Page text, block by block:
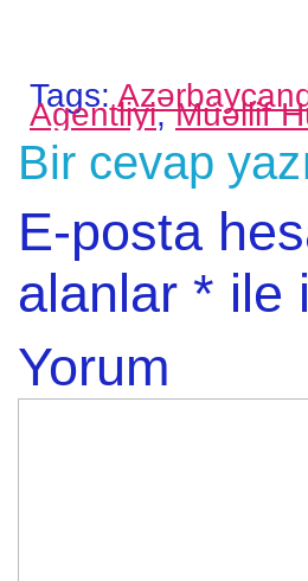
Tags:
Agentliyi,Müəllif
Bir cevap
E-posta
alanlar * ile
Yorum